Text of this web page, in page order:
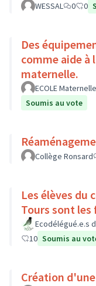
WESSAL 0 0
Des équipements
comme aide à
maternelle.
ECOLE
Soumis au vote
Collège Ronsard
Les élèves du
Tours
Ecodélégué.e.s
10 Soumis au
Création